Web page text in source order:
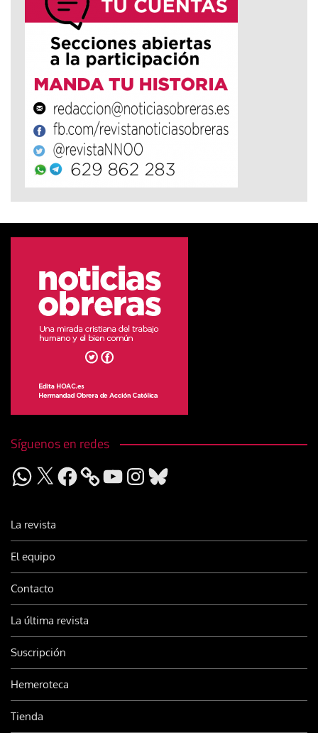
Síguenos en redes
WhatsApp
X Facebook YouTubeInstagram
Bluesky
La revista
El equipo
Contacto
La última revista
Suscripción
Hemeroteca
Tienda